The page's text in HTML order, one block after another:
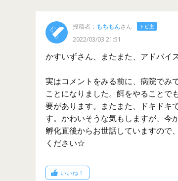
投稿者： もちもんさん トピ主
2022/03/03 21:51
かすいずさん、またまた、アドバイ
実はコメントをみる前に、病院でみ
ことになりました。餌をやることで
要があります。またまた、ドキドキ
す。かわいそうな気もしますが、今
孵化直後からお世話していますので
ください☆
いいね！